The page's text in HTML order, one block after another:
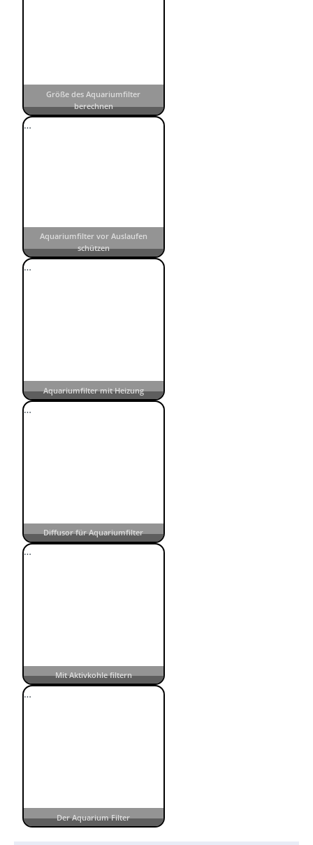
Größe des Aquariumfilter
berechnen
Aquariumfilter vor Auslaufen
schützen
…
Aquariumfilter mit Heizung
…
Diffusor für Aquariumfilter
…
Mit Aktivkohle filtern
…
Der Aquarium Filter
…